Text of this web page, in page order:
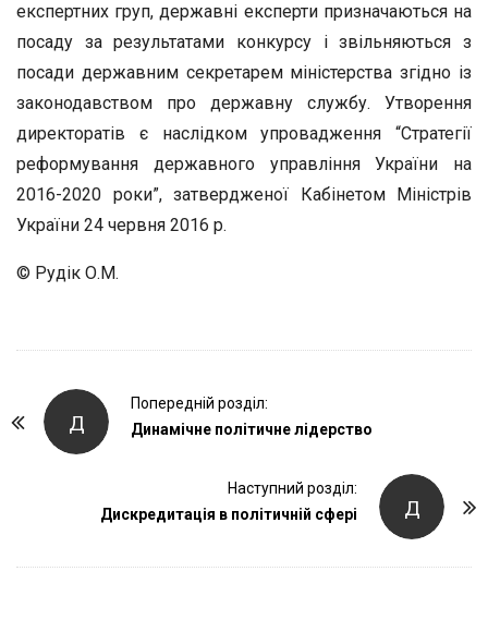
експертних груп, державні експерти призначаються на
посаду за результатами конкурсу і звільняються з
посади державним секретарем міністерства згідно із
законодавством про державну службу. Утворення
директоратів є наслідком упровадження “Стратегії
реформування державного управління України на
2016-2020 роки”, затвердженої Кабінетом Міністрів
України 24 червня 2016 р.
© Рудік О.М.
Д
Попередній розділ:
Динамічне політичне лідерство
Д
Наступний розділ:
Дискредитація в політичній сфері